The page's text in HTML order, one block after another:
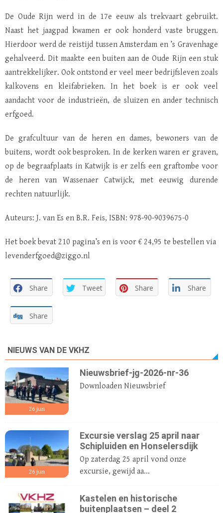
De Oude Rijn werd in de 17e eeuw als trekvaart gebruikt.
Naast het jaagpad kwamen er ook honderd vaste bruggen.
Hierdoor werd de reistijd tussen Amsterdam en ’s Gravenhage
gehalveerd. Dit maakte een buiten aan de Oude Rijn een stuk
aantrekkelijker. Ook ontstond er veel meer bedrijfsleven zoals
kalkovens en kleifabrieken. In het boek is er ook veel
aandacht voor de industrieën, de sluizen en ander technisch
erfgoed.
De grafcultuur van de heren en dames, bewoners van de
buitens, wordt ook besproken. In de kerken waren er graven,
op de begraafplaats in Katwijk is er zelfs een graftombe voor
de heren van Wassenaer Catwijck, met eeuwig durende
rechten natuurlijk.
Auteurs: J. van Es en B.R. Feis, ISBN: 978-90-9039675-0
Het boek bevat 210 pagina’s en is voor € 24,95 te bestellen via
levenderfgoed@ziggo.nl
Share Tweet Share Share
Share
NIEUWS VAN DE VKHZ
26 jun
Nieuwsbrief-jg-2026-nr-36
Downloaden Nieuwsbrief
26 jun
Excursie verslag 25 april naar
Schipluiden en Honselersdijk
Op zaterdag 25 april vond onze
excursie, gewijd aa...
Kastelen en historische
buitenplaatsen – deel 2